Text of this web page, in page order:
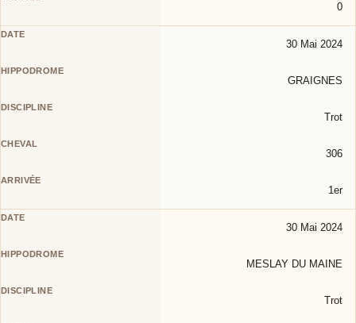
0
30 Mai 2024
GRAIGNES
Trot
306
1er
30 Mai 2024
MESLAY DU MAINE
Trot